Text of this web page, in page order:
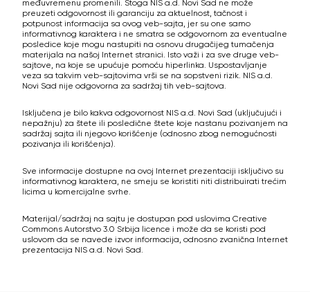
međuvremenu promenili. Stoga NIS a.d. Novi Sad ne može
preuzeti odgovornost ili garanciju za aktuelnost, tačnost i
potpunost informacija sa ovog veb-sajta, jer su one samo
informativnog karaktera i ne smatra se odgovornom za eventualne
posledice koje mogu nastupiti na osnovu drugačijeg tumačenja
materijala na našoj Internet stranici. Isto važi i za sve druge veb-
sajtove, na koje se upućuje pomoću hiperlinka. Uspostavljanje
veza sa takvim veb-sajtovima vrši se na sopstveni rizik. NIS a.d.
Novi Sad nije odgovorna za sadržaj tih veb-sajtova.
Isključena je bilo kakva odgovornost NIS a.d. Novi Sad (uključujući i
nepažnju) za štete ili posledične štete koje nastanu pozivanjem na
sadržaj sajta ili njegovo korišćenje (odnosno zbog nemogućnosti
pozivanja ili korišćenja).
Sve informacije dostupne na ovoj Internet prezentaciji isključivo su
informativnog karaktera, ne smeju se koristiti niti distribuirati trećim
licima u komercijalne svrhe.
Materijal/sadržaj na sajtu je dostupan pod uslovima Creative
Commons Autorstvo 3.0 Srbija licence i može da se koristi pod
uslovom da se navede izvor informacija, odnosno zvanična Internet
prezentacija NIS a.d. Novi Sad.